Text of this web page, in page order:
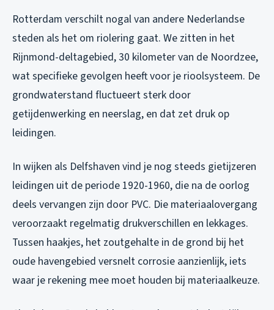
Rotterdam verschilt nogal van andere Nederlandse
steden als het om riolering gaat. We zitten in het
Rijnmond-deltagebied, 30 kilometer van de Noordzee,
wat specifieke gevolgen heeft voor je rioolsysteem. De
grondwaterstand fluctueert sterk door
getijdenwerking en neerslag, en dat zet druk op
leidingen.
In wijken als Delfshaven vind je nog steeds gietijzeren
leidingen uit de periode 1920-1960, die na de oorlog
deels vervangen zijn door PVC. Die materiaalovergang
veroorzaakt regelmatig drukverschillen en lekkages.
Tussen haakjes, het zoutgehalte in de grond bij het
oude havengebied versnelt corrosie aanzienlijk, iets
waar je rekening mee moet houden bij materiaalkeuze.